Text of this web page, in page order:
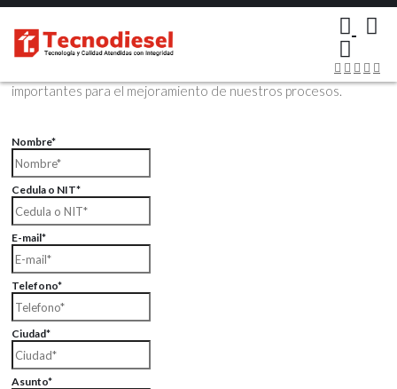
Contáctenos Vía Email
Envíenos sus datos con sus comentarios, sus opiniones son muy
importantes para el mejoramiento de nuestros procesos.
Nombre*
Cedula o NIT*
E-mail*
Telefono*
Ciudad*
Asunto*